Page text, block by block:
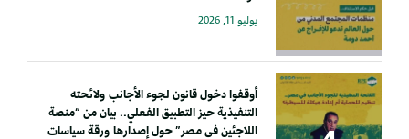
يوليو 11, 2026
أوقفوا دخول قانون لجوء الأجانب ولائحته
التنفيذية حيز التطبيق الفعلي.. بيان من “منصة
اللاجئين في مصر” حول إصدارها ورقة سياسات